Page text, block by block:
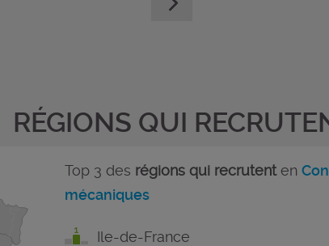
RÉGIONS QUI
Top 3 des régions qui recrutenten
mécaniques
Ile-de-France